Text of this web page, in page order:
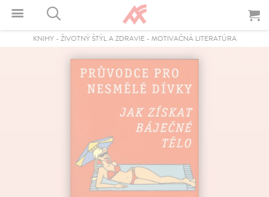
KNIHY- ŽIVOTNÝ ŠTÝL A ZDRAVIE- MOTIVAČNÁ LITERATÚRA